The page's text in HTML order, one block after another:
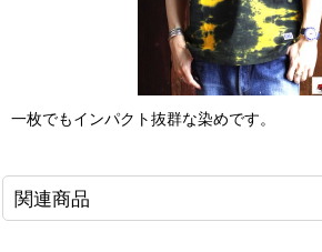
一枚でもインパクト抜群な染めです。
関連商品